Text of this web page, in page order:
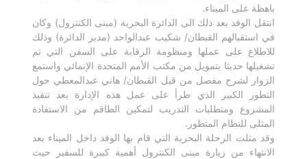
باهظة على الميناء.
انتقل الوفد بعد ذلك الى الدائرة البحرية (مبنى الكنترول) وكان
في استقبالهم القبطان/ شكيب عبدالواحد (مدير الدائرة) وذلك
للاطلاع على عملها ومنظومة الرقابة على السفن التي تم
تشغيلها حديثا بتمويل من مكتب الأمم المتحدة الإنمائي واستمع
الزوار لشرح مفصل من قبل القبطان/ هاني عبدالمعطي حول
التطور الكبير الذي طرأ على عمل هذه الإدارة بعد تنفيذ
المشروع ومتطلبات التدريب لتمكين الطاقم من الاستفادة
المثلى للنظام المتطور.
وقد مثلت الرحلة البحرية التي قام بها الوفد داخل الميناء بعد
الانتهاء من زيارة مبنى الكنترول أهمية كبيرة للسفير حيث